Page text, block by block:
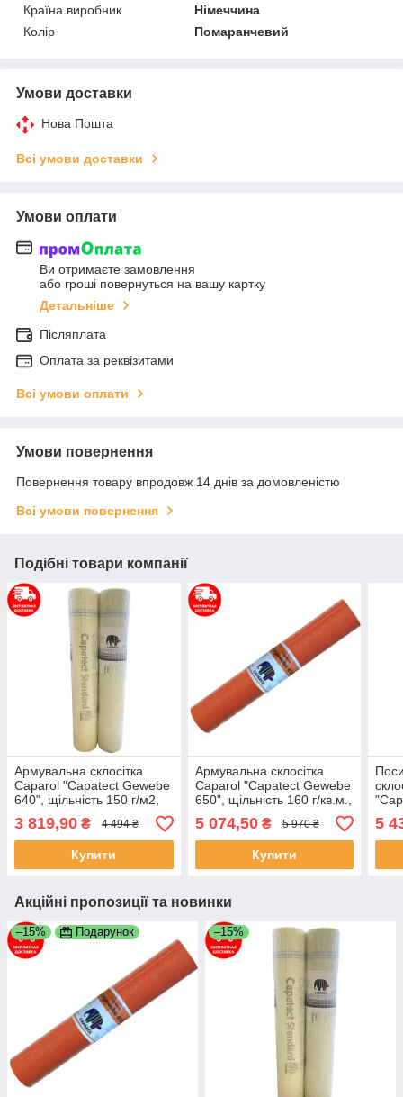
Країна виробник
Німеччина
Колір
Помаранчевий
Умови доставки
Нова Пошта
Всі умови доставки
Умови оплати
Ви отримаєте замовлення
або гроші повернуться на вашу картку
Детальніше
Післяплата
Оплата за реквізитами
Всі умови оплати
Умови повернення
Повернення товару впродовж 14 днів за домовленістю
Всі умови повернення
Подібні товари компанії
Армувальна склосітка
Caparol "Capatect Gewebe
640", щільність 150 г/м2,
50 м2.
3 819,90 ₴ 4 494 ₴
Купити
Армувальна склосітка
Caparol "Capatect Gewebe
650", щільність 160 г/кв.м.,
55 кв.м.
5 074,50₴ 5 970 ₴
Купити
25
5
Акційні пропозиції та новинки
–15% Подарунок –15%